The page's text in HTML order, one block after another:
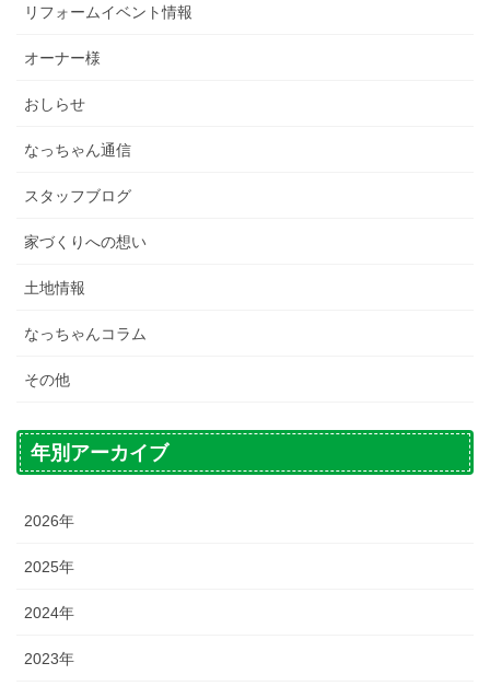
リフォームイベント情報
オーナー様
おしらせ
なっちゃん通信
スタッフブログ
家づくりへの想い
土地情報
なっちゃんコラム
その他
年別アーカイブ
2026年
2025年
2024年
2023年